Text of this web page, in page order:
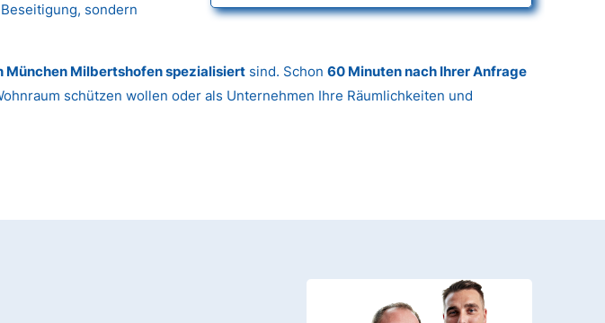
sondern
München Milbertshofen spezialisiert sind. Schon60 Minuten nach Ihrer Anfrage
schützen wollen oder als Unternehmen Ihre Räumlichkeiten und